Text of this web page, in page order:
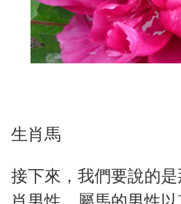
生肖馬
接下來，我們要說的